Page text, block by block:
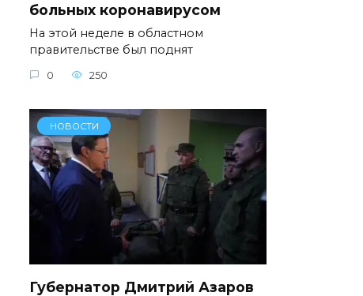
больных коронавирусом
На этой неделе в областном
правительстве был поднят
0 250
НОВОСТИ
Губернатор Дмитрий Азаров